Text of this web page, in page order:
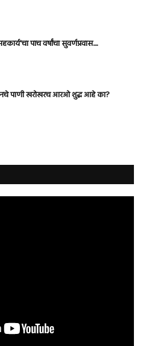
पाच वर्षांचा सुवर्णप्रवास....
पाणी खरोखरच आरओ शुद्ध आहे का?